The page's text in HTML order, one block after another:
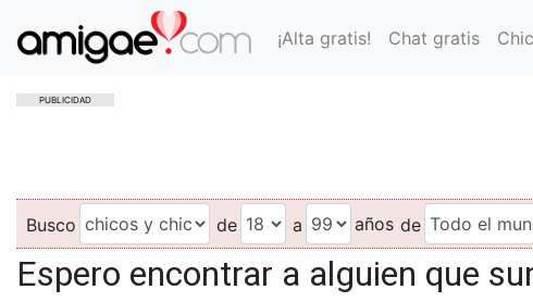
¡Alta gratis! Chat gratis
PUBLICIDAD
Busco de a años de
Espero encontrar a alguien que